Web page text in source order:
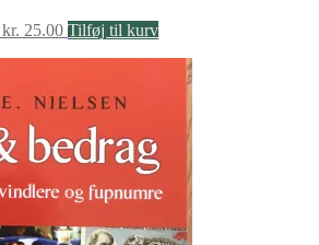
Den
kr. 80.00.
kr. 25.00Den
kr. 25.00.
Tilføj til kurv